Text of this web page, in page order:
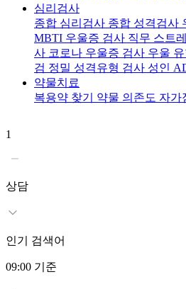
심리검사
종합 심리검사 종합 성격검사
MBTI 우울증 검사 직무 스트
사 코로나 우울증 검사 우울
검 정밀 성격유형 검사 성인
약물치료
복용약 찾기 약물 의존도 자가
1
상담
인기 검색어
09:00 기준